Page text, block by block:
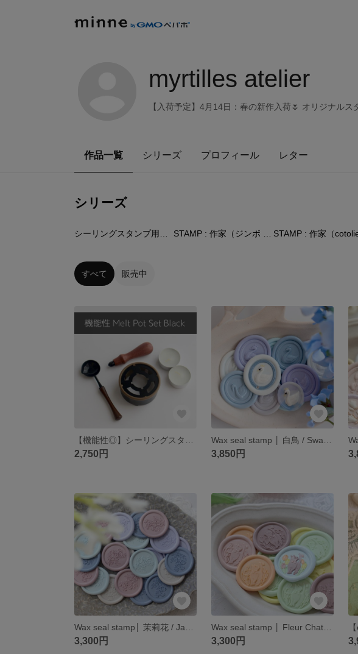
myrtilles atelier
【入荷予定】4月14日：春の新作入荷🌷 オリジナルス
作品一覧 シリーズ プロフィール レター
シリーズ
STAMP : 作家（
すべて 販売中
2,750円 3,850円
3,300円
Wax seal stamp │ Fleur Chat【25mm】
3,300円